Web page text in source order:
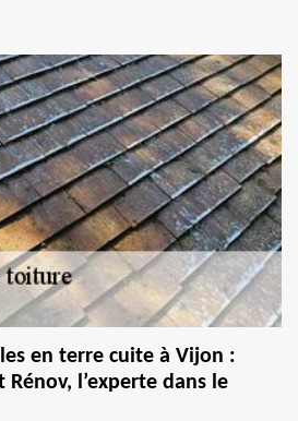
en terre cuite à Vijon :
Rénov, l’experte dans le